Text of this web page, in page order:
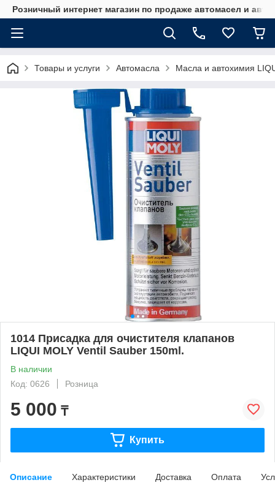
Розничный интернет магазин по продаже автомасел и
Товары и услуги Автомасла Масла и автохимия
1014 Присадка для очистителя клапанов
LIQUI MOLY Ventil Sauber 150ml.
В наличии
Код: 0626
Розница
5 000 ₸
Купить
Описание Характеристики Доставка Оплата